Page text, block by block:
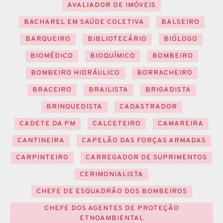
AVALIADOR DE IMÓVEIS
BACHAREL EM SAÚDE COLETIVA
BALSEIRO
BARQUEIRO
BIBLIOTECÁRIO
BIÓLOGO
BIOMÉDICO
BIOQUÍMICO
BOMBEIRO
BOMBEIRO HIDRÁULICO
BORRACHEIRO
BRACEIRO
BRAILISTA
BRIGADISTA
BRINQUEDISTA
CADASTRADOR
CADETE DA PM
CALCETEIRO
CAMAREIRA
CANTINEIRA
CAPELÃO DAS FORÇAS ARMADAS
CARPINTEIRO
CARREGADOR DE SUPRIMENTOS
CERIMONIALISTA
CHEFE DE ESQUADRÃO DOS BOMBEIROS
CHEFE DOS AGENTES DE PROTEÇÃO
ETNOAMBIENTAL